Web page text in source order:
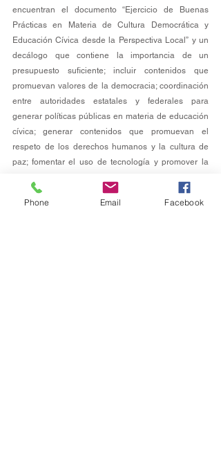
encuentran el documento “Ejercicio de Buenas
Prácticas en Materia de Cultura Democrática y
Educación Cívica desde la Perspectiva Local” y un
decálogo que contiene la importancia de un
presupuesto suficiente; incluir contenidos que
promuevan valores de la democracia; coordinación
entre autoridades estatales y federales para
generar políticas públicas en materia de educación
cívica; generar contenidos que promuevan el
respeto de los derechos humanos y la cultura de
paz; fomentar el uso de tecnología y promover la
Al evento asistieron integrantes de la Junta General
Phone Email Facebook